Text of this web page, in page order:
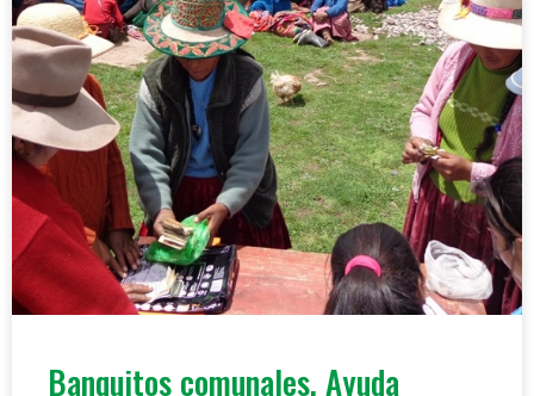
Banquitos comunales. Ayuda